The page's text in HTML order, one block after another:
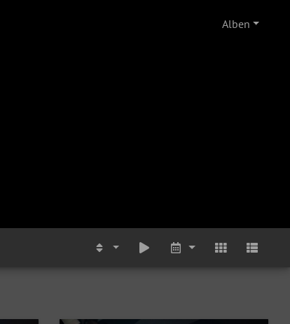
Alben